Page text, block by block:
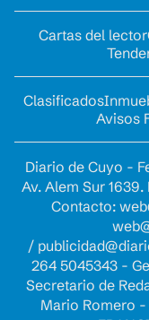
Cartas del lector
Clasificados
Avisos
Diario de Cuyo -
Av. Alem Sur
Contacto:
/
264 5045343 -
Secretario de
Mario Romero